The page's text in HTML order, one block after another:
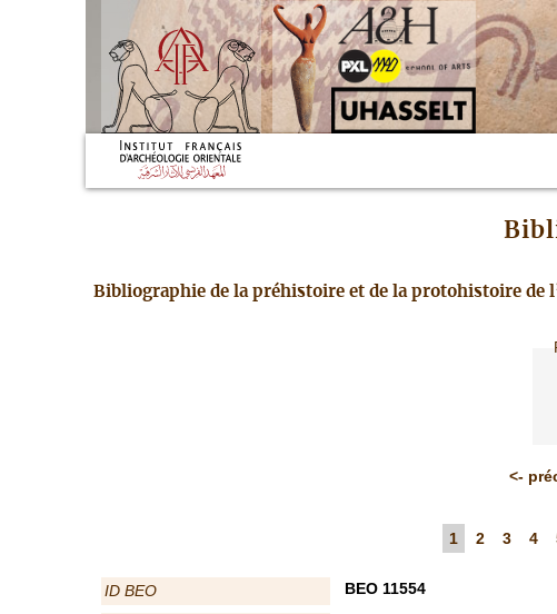
Bibliographie de la préhistoire et de la protohistoire de
<-
1
2 3 4
ID BEO BEO 11554